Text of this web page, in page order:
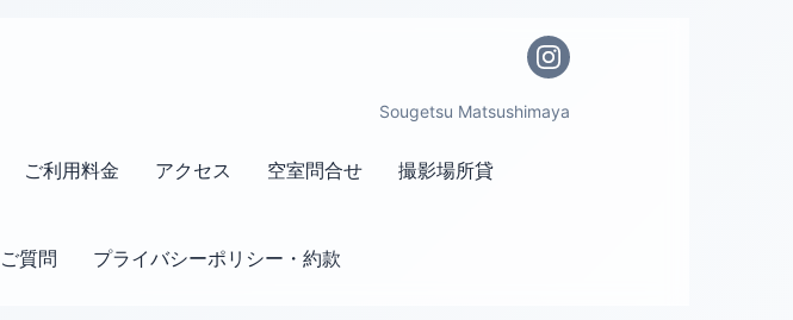
Sougetsu Matsushimaya
ご利用料金 アクセス 空室問合せ 撮影場所貸
質問 プライバシーポリシー・約款